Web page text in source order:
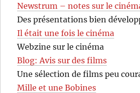
Newstrum – notes sur le
Des présentations bien
Il était une fois le cinéma
Webzine sur le cinéma
Blog: Avis sur des films
Une sélection de films peu
Mille et une Bobines